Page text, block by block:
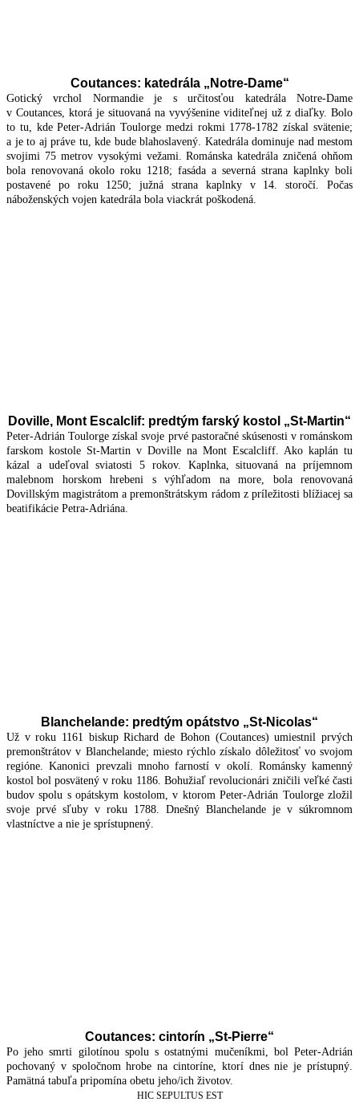
Coutances: katedrála „Notre-Dame“
Gotický vrchol Normandie je s určitosťou katedrála Notre-Dame
v Coutances, ktorá je situovaná na vyvýšenine viditeľnej už z diaľky. Bolo
to tu, kde Peter-Adrián Toulorge medzi rokmi 1778-1782 získal svätenie;
a je to aj práve tu, kde bude blahoslavený. Katedrála dominuje nad mestom
svojimi 75 metrov vysokými vežami. Románska katedrála zničená ohňom
bola renovovaná okolo roku 1218; fasáda a severná strana kaplnky boli
postavené po roku 1250; južná strana kaplnky v 14. storočí. Počas
náboženských vojen katedrála bola viackrát poškodená.
Doville, Mont Escalclif: predtým farský kostol „St-Martin“
Peter-Adrián Toulorge získal svoje prvé pastoračné skúsenosti v románskom
farskom kostole St-Martin v Doville na Mont Escalcliff. Ako kaplán tu
kázal a udeľoval sviatosti 5 rokov. Kaplnka, situovaná na príjemnom
malebnom horskom hrebeni s výhľadom na more, bola renovovaná
Dovillským magistrátom a premonštrátskym rádom z príležitosti blížiacej sa
beatifikácie Petra-Adriána.
Blanchelande: predtým opátstvo „St-Nicolas“
Už v roku 1161 biskup Richard de Bohon (Coutances) umiestnil prvých
premonštrátov v Blanchelande; miesto rýchlo získalo dôležitosť vo svojom
regióne. Kanonici prevzali mnoho farností v okolí. Románsky kamenný
kostol bol posvätený v roku 1186. Bohužiaľ revolucionári zničili veľké časti
budov spolu s opátskym kostolom, v ktorom Peter-Adrián Toulorge zložil
svoje prvé sľuby v roku 1788. Dnešný Blanchelande je v súkromnom
vlastníctve a nie je sprístupnený.
Coutances: cintorín „St-Pierre“
Po jeho smrti gilotínou spolu s ostatnými mučeníkmi, bol Peter-Adrián
pochovaný v spoločnom hrobe na cintoríne, ktorí dnes nie je prístupný.
Pamätná tabuľa pripomína obetu jeho/ich životov.
HIC SEPULTUS EST